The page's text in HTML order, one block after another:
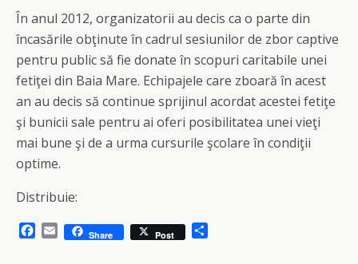
În anul 2012, organizatorii au decis ca o parte din
încasările obţinute în cadrul sesiunilor de zbor captive
pentru public să fie donate în scopuri caritabile unei
fetiţei din Baia Mare. Echipajele care zboară în acest
an au decis să continue sprijinul acordat acestei fetiţe
şi bunicii sale pentru ai oferi posibilitatea unei vieţi
mai bune şi de a urma cursurile şcolare în condiţii
optime.
Distribuie:
E
Share Post